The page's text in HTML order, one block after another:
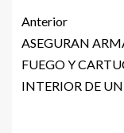
Anterior
ASEGURAN
FUEGO Y
INTERIOR DE